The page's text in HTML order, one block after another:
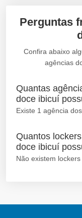
Perguntas
Confira abaixo
agências
Quantas
doce ibicuí
Existe 1 agência
Quantos
doce ibicuí
Não existem lockers